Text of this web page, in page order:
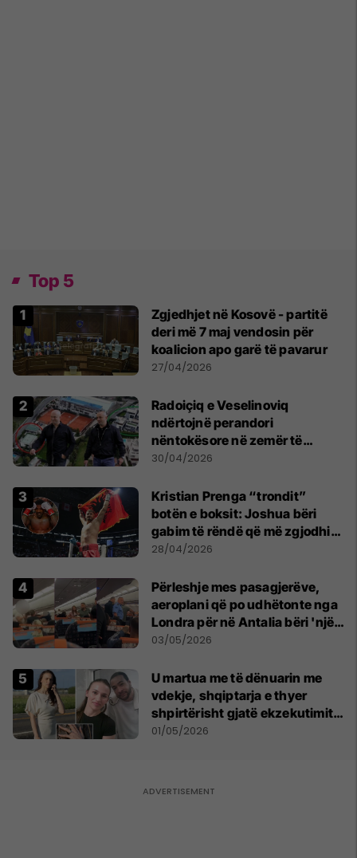
Top 5
Zgjedhjet në Kosovë - partitë
deri më 7 maj vendosin për
koalicion apo garë të pavarur
27/04/2026
Radoiçiq e Veselinoviq
ndërtojnë perandori
nëntokësore në zemër të
Beogradit, nën vilat e tyre
30/04/2026
Kristian Prenga “trondit”
botën e boksit: Joshua bëri
gabim të rëndë që më zgjodhi
mua si kundërshtar
28/04/2026
Përleshje mes pasagjerëve,
aeroplani që po udhëtonte nga
Londra për në Antalia bëri 'një
ulje emergjente' në Prishtinë
03/05/2026
U martua me të dënuarin me
vdekje, shqiptarja e thyer
shpirtërisht gjatë ekzekutimit
të Broadnax
01/05/2026